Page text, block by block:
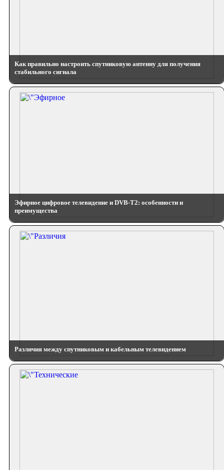
Как правильно настроить спутниковую антенну для получения
стабильного сигнала
Эфирное цифровое телевидение и DVB-T2: особенности и
преимущества
Различия между спутниковым и кабельным телевидением